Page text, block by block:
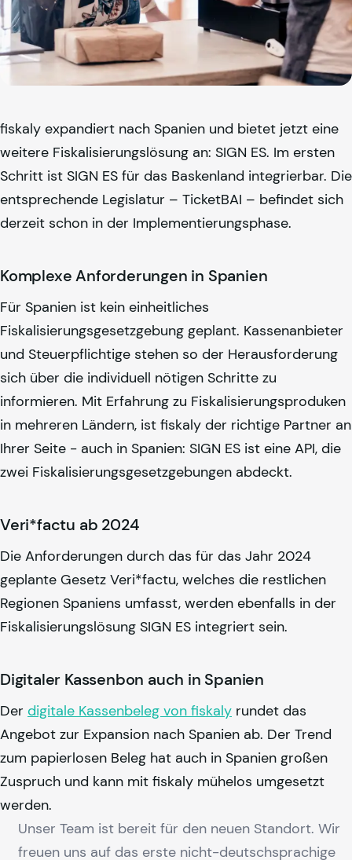
fiskaly expandiert nach Spanien und bietet jetzt eine
weitere Fiskalisierungslösung an: SIGN ES. Im ersten
Schritt ist SIGN ES für das Baskenland integrierbar. Die
entsprechende Legislatur – TicketBAI – befindet sich
derzeit schon in der Implementierungsphase.
Komplexe Anforderungen in Spanien
Für Spanien ist kein einheitliches
Fiskalisierungsgesetzgebung geplant. Kassenanbieter
und Steuerpflichtige stehen so der Herausforderung
sich über die individuell nötigen Schritte zu
informieren. Mit Erfahrung zu Fiskalisierungsproduken
in mehreren Ländern, ist fiskaly der richtige Partner an
Ihrer Seite - auch in Spanien: SIGN ES ist eine API, die
zwei Fiskalisierungsgesetzgebungen abdeckt.
Veri*factu ab 2024
Die Anforderungen durch das für das Jahr 2024
geplante Gesetz Veri*factu, welches die restlichen
Regionen Spaniens umfasst, werden ebenfalls in der
Fiskalisierungslösung SIGN ES integriert sein.
Digitaler Kassenbon auch in Spanien
Der digitale Kassenbeleg von fiskaly rundet das
Angebot zur Expansion nach Spanien ab. Der Trend
zum papierlosen Beleg hat auch in Spanien großen
Zuspruch und kann mit fiskaly mühelos umgesetzt
werden.
Unser Team ist bereit für den neuen Standort. Wir
freuen uns auf das erste nicht-deutschsprachige